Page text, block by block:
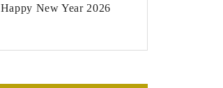
Happy New Year 2026